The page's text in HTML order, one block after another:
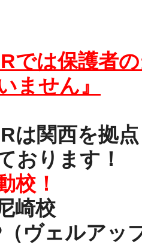
Rでは保護者
ません』
は関西を拠
おります！
校！
崎校
ヴェルアッ